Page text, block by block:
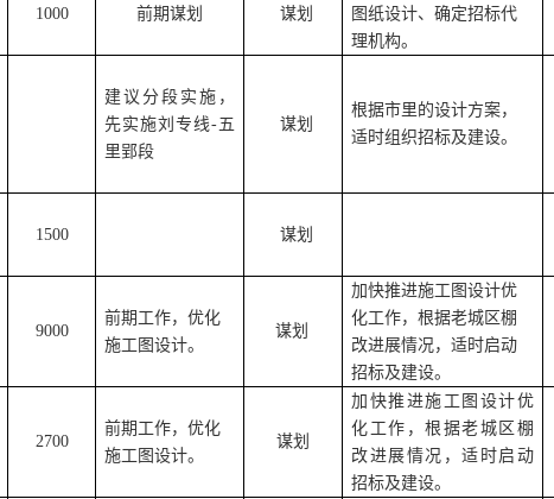
1000 前期谋划 谋划
图纸设计、确定招标代
理机构。
建议分段实施，
先实施刘专线-五
里郢段
谋划
根据市里的设计方案，
适时组织招标及建设。
1500 谋划
9000
前期工作，优化
施工图设计。
谋划
加快推进施工图设计优
化工作，根据老城区棚
改进展情况，适时启动
招标及建设。
2700
前期工作，优化
施工图设计。
谋划
加快推进施工图设计优
化工作，根据老城区棚
改进展情况，适时启动
招标及建设。